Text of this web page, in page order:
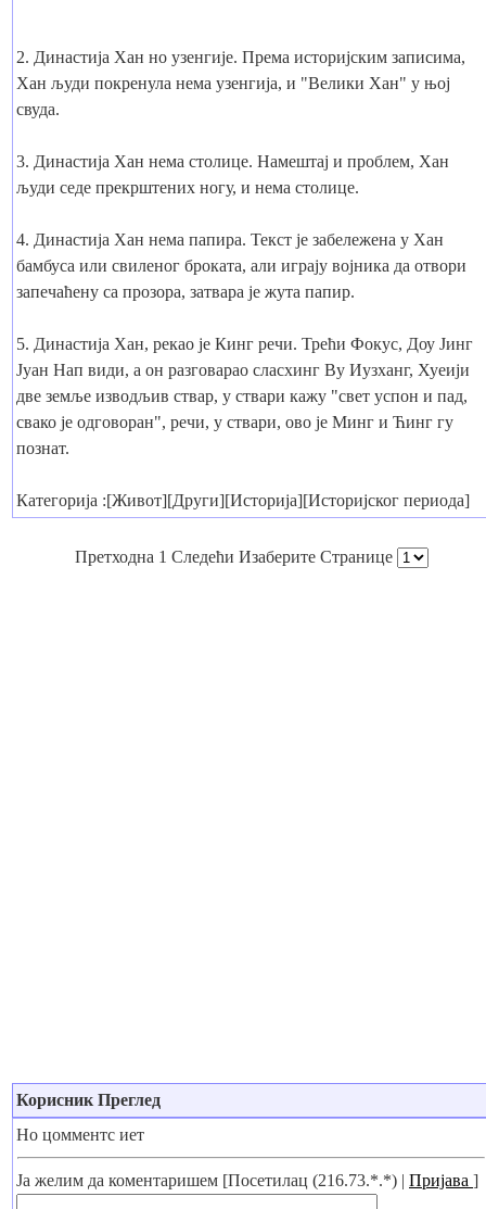
2. Династија Хан но узенгије. Према историјским записима,
Хан људи покренула нема узенгија, и "Велики Хан" у њој
свуда.
3. Династија Хан нема столице. Намештај и проблем, Хан
људи седе прекрштених ногу, и нема столице.
4. Династија Хан нема папира. Текст је забележена у Хан
бамбуса или свиленог броката, али играју војника да отвори
запечаћену са прозора, затвара је жута папир.
5. Династија Хан, рекао је Кинг речи. Трећи Фокус, Доу Јинг
Јуан Нап види, а он разговарао сласхинг Ву Иузханг, Хуеији
две земље изводљив ствар, у ствари кажу "свет успон и пад,
свако је одговоран", речи, у ствари, ово је Минг и Ћинг гу
познат.
Категорија :[Живот][Други][Историја][Историјског периода]
Претходна 1 Следећи Изаберите Странице
Корисник Преглед
Но цомментс иет
Ја желим да коментаришем [Посетилац (216.73.*.*) | Пријава ]